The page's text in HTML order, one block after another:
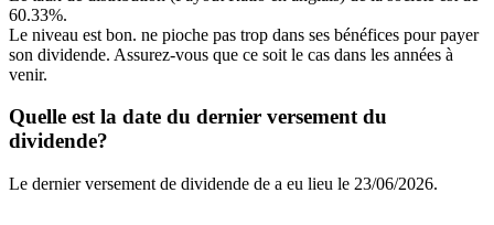
60.33%.
Le niveau est bon. ne pioche pas trop dans ses bénéfices pour payer
son dividende. Assurez-vous que ce soit le cas dans les années à
venir.
Quelle est la date du dernier versement du
dividende?
Le dernier versement de dividende de a eu lieu le 23/06/2026.